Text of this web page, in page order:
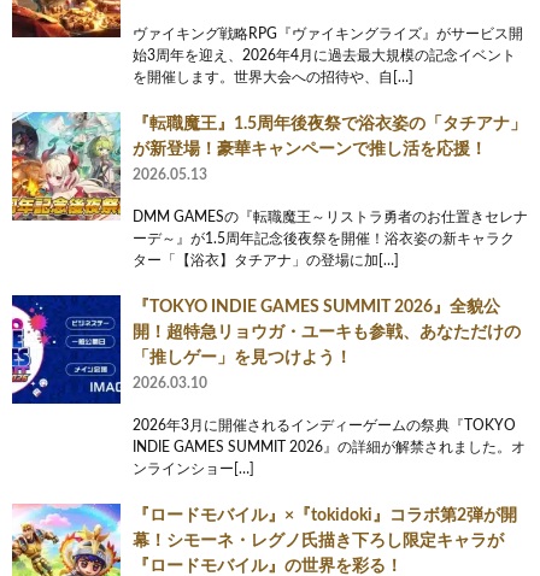
ヴァイキング戦略RPG『ヴァイキングライズ』がサービス開
始3周年を迎え、2026年4月に過去最大規模の記念イベント
を開催します。世界大会への招待や、自[…]
『転職魔王』1.5周年後夜祭で浴衣姿の「タチアナ」
が新登場！豪華キャンペーンで推し活を応援！
2026.05.13
DMM GAMESの『転職魔王～リストラ勇者のお仕置きセレナ
ーデ～』が1.5周年記念後夜祭を開催！浴衣姿の新キャラク
ター「【浴衣】タチアナ」の登場に加[…]
『TOKYO INDIE GAMES SUMMIT 2026』全貌公
開！超特急リョウガ・ユーキも参戦、あなただけの
「推しゲー」を見つけよう！
2026.03.10
2026年3月に開催されるインディーゲームの祭典『TOKYO
INDIE GAMES SUMMIT 2026』の詳細が解禁されました。オ
ンラインショー[…]
『ロードモバイル』×『tokidoki』コラボ第2弾が開
幕！シモーネ・レグノ氏描き下ろし限定キャラが
『ロードモバイル』の世界を彩る！